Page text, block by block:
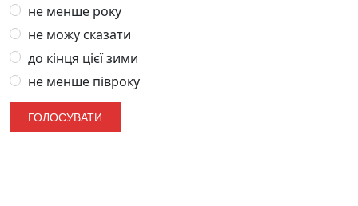
не менше року
не можу сказати
до кінця цієї зими
не менше півроку